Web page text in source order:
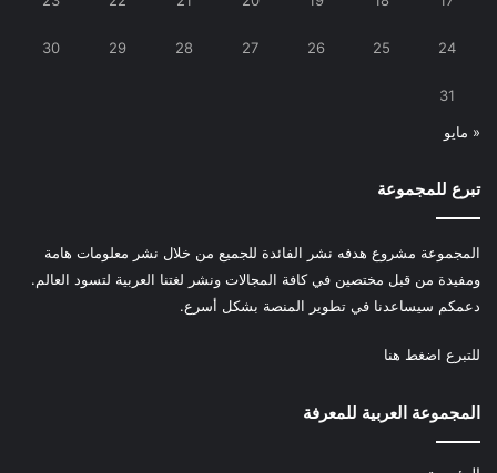
24
25
26
27
28
29
30
31
« مايو
تبرع للمجموعة
المجموعة مشروع هدفه نشر الفائدة للجميع من خلال نشر معلومات هامة
ومفيدة من قبل مختصين في كافة المجالات ونشر لغتنا العربية لتسود العالم.
دعمكم سيساعدنا في تطوير المنصة بشكل أسرع.
للتبرع اضغط هنا
المجموعة العربية للمعرفة